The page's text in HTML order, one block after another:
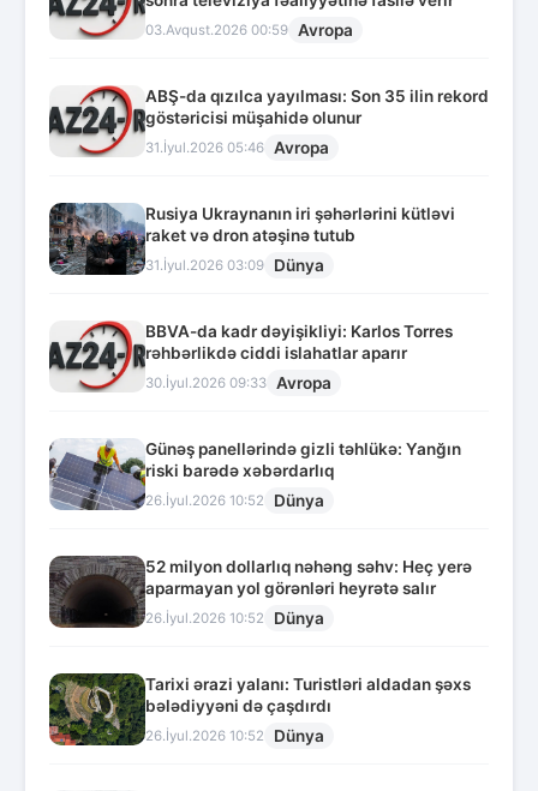
03.Avqust.2026 00:59 Avropa
ABŞ-da qızılca yayılması: Son 35 ilin rekord
göstəricisi müşahidə olunur
31.İyul.2026 05:46 Avropa
Rusiya Ukraynanın iri şəhərlərini kütləvi
raket və dron atəşinə tutub
31.İyul.2026 03:09 Dünya
BBVA-da kadr dəyişikliyi: Karlos Torres
rəhbərlikdə ciddi islahatlar aparır
30.İyul.2026 09:33 Avropa
Günəş panellərində gizli təhlükə: Yanğın
riski barədə xəbərdarlıq
26.İyul.2026 10:52 Dünya
52 milyon dollarlıq nəhəng səhv: Heç yerə
aparmayan yol görənləri heyrətə salır
26.İyul.2026 10:52 Dünya
Tarixi ərazi yalanı: Turistləri aldadan şəxs
bələdiyyəni də çaşdırdı
26.İyul.2026 10:52 Dünya